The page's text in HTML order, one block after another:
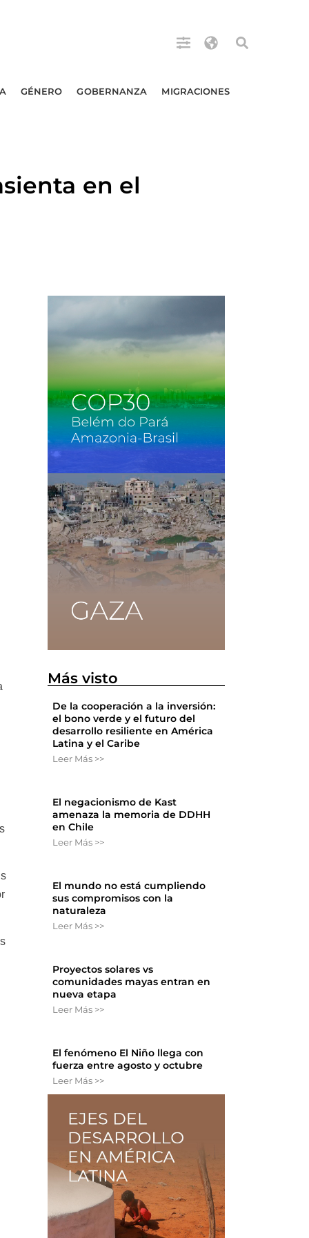
GÉNERO GOBERNANZA MIGRACIONES
en el
Más visto
De la cooperación a la inversión:
el bono verde y el futuro del
desarrollo resiliente en América
Latina y el Caribe
Leer Más >>
El negacionismo de Kast
amenaza la memoria de DDHH
en Chile
Leer Más >>
El mundo no está cumpliendo
sus compromisos con la
naturaleza
Leer Más >>
Proyectos solares vs
comunidades mayas entran en
nueva etapa
Leer Más >>
El fenómeno El Niño llega con
fuerza entre agosto y octubre
Leer Más >>